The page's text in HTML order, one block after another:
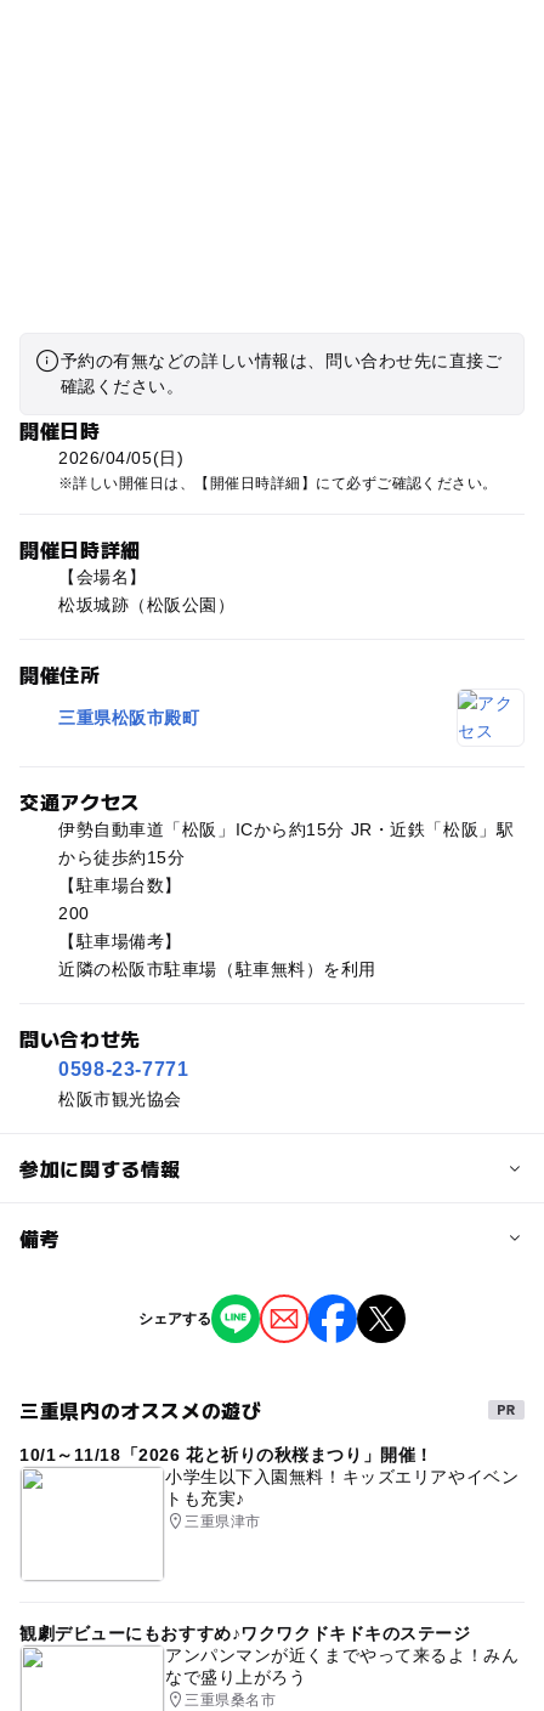
予約の有無などの詳しい情報は、問い合わせ先に直接ご
確認ください。
開催日時
2026/04/05(日)
詳しい開催日は、【開催日時詳細】にて必ずご確認ください。
開催日時詳細
【会場名】
松坂城跡（松阪公園）
開催住所
三重県松阪市殿町
交通アクセス
伊勢自動車道「松阪」ICから約15分 JR・近鉄「松阪」駅
から徒歩約15分
【駐車場台数】
200
【駐車場備考】
近隣の松阪市駐車場（駐車無料）を利用
問い合わせ先
0598-23-7771
松阪市観光協会
参加に関する情報
予約/応募
備考
※掲載の情報は天候や主催者側の都合などにより変更にな
ることがあります。
シェアする
三重県内のオススメの遊び
10/1～11/18「2026 花と祈りの秋桜まつり」開催！
小学生以下入園無料！キッズエリアやイベン
トも充実♪
三重県津市
観劇デビューにもおすすめ♪ワクワクドキドキのステージ
アンパンマンが近くまでやって来るよ！みん
なで盛り上がろう
三重県桑名市